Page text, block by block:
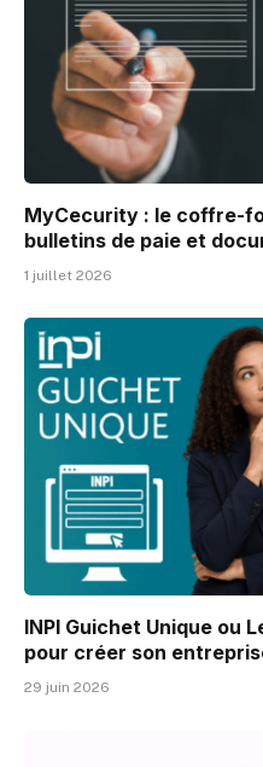
MyCecurity : le coffre-
bulletins de paie et
1 juillet 2026
INPI Guichet Unique ou
pour créer son
29 juin 2026